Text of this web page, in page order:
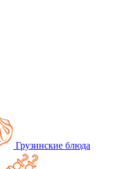
Грузинские блюда